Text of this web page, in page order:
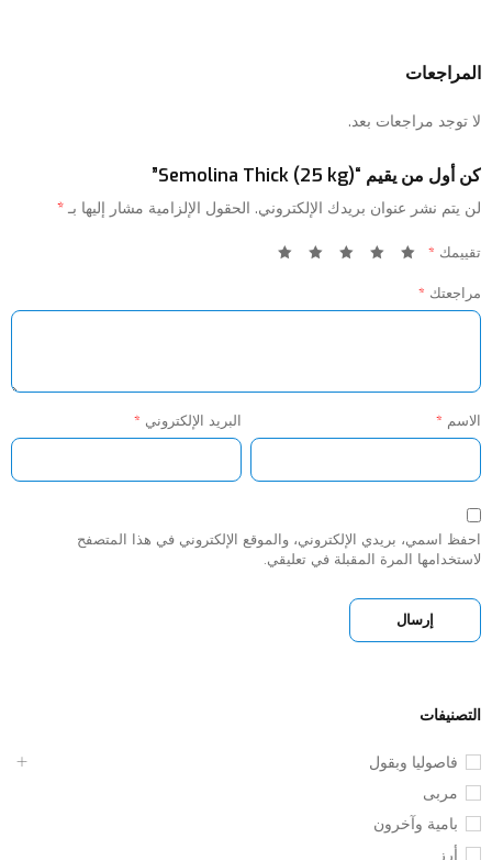
التصنيفات
فاصوليا وبقول
مربى
بامية وآخرون
أرز
المراجعات
لا توجد مراجعات بعد.
كن أول من يقيم “Semolina Thick (25 kg)”
لن يتم نشر عنوان بريدك الإلكتروني. الحقول الإلزامية مشار إليها بـ *
تقييمك *
مراجعتك *
الاسم * البريد الإلكتروني *
احفظ اسمي، بريدي الإلكتروني، والموقع الإلكتروني في هذا المتصفح
لاستخدامها المرة المقبلة في تعليقي.